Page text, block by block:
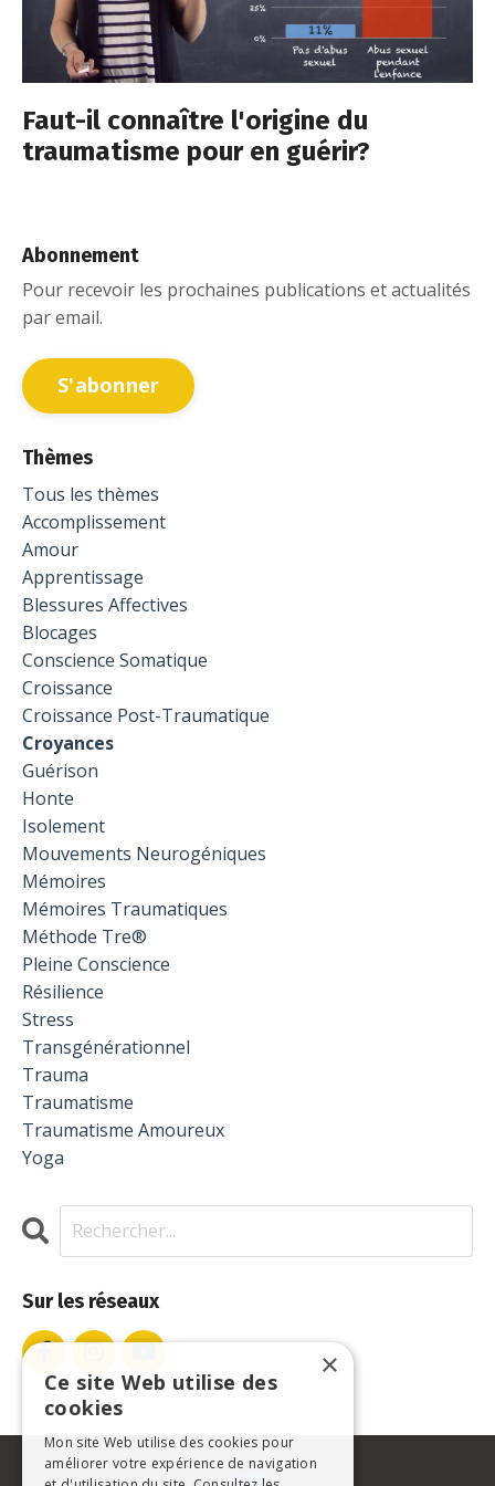
Faut-il connaître l'origine du
traumatisme pour en guérir?
Abonnement
Pour recevoir les prochaines publications et actualités
par email.
S'abonner
Thèmes
Tous les thèmes
Accomplissement
Amour
Apprentissage
Blessures Affectives
Blocages
Conscience Somatique
Croissance
Croissance Post-Traumatique
Croyances
Guérison
Honte
Isolement
Mouvements Neurogéniques
Mémoires
Mémoires Traumatiques
Méthode Tre®
Pleine Conscience
Résilience
Stress
Transgénérationnel
Trauma
Traumatisme
Traumatisme Amoureux
Yoga
Sur les réseaux
×
Ce site Web utilise des
cookies
Mon site Web utilise des cookies pour
améliorer votre expérience de navigation